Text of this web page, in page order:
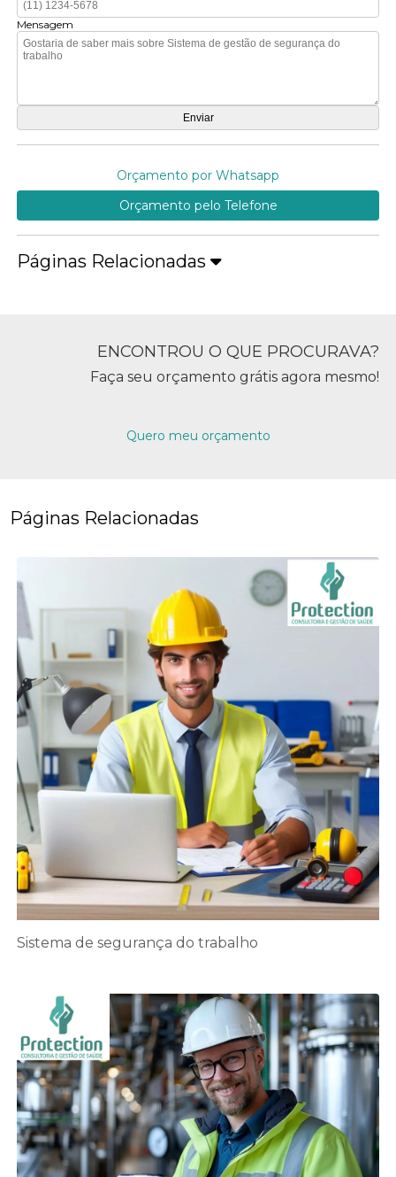
Mensagem
Orçamento por Whatsapp
Orçamento pelo Telefone
Páginas Relacionadas
ENCONTROU O QUE PROCURAVA?
Faça seu orçamento grátis agora mesmo!
Quero meu orçamento
Páginas Relacionadas
Sistema de segurança do trabalho